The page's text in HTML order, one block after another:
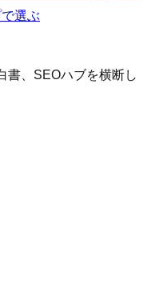
選ぶ
書、SEOハブを横断し